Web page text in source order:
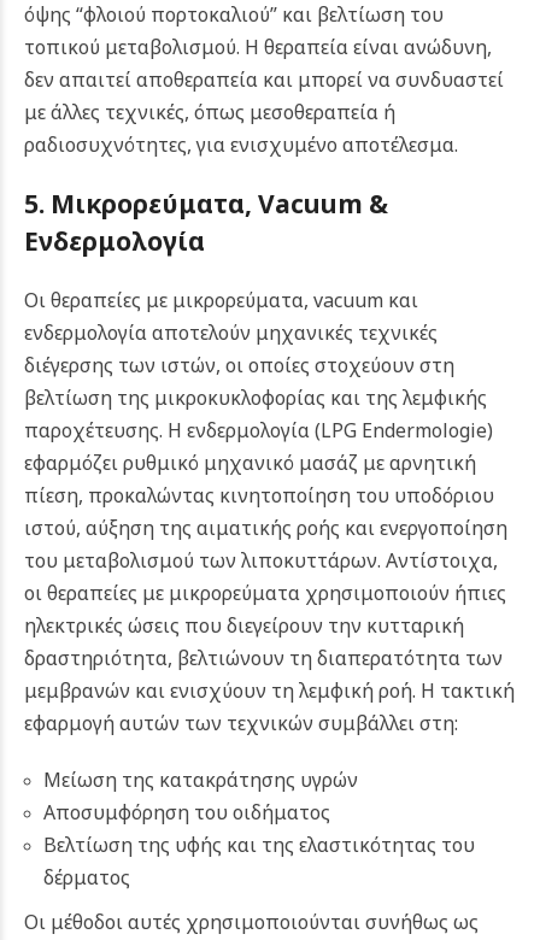
όψης “φλοιού πορτοκαλιού” και βελτίωση του
τοπικού μεταβολισμού. Η θεραπεία είναι ανώδυνη,
δεν απαιτεί αποθεραπεία και μπορεί να συνδυαστεί
με άλλες τεχνικές, όπως μεσοθεραπεία ή
ραδιοσυχνότητες, για ενισχυμένο αποτέλεσμα.
5. Μικρορεύματα, Vacuum &
Ενδερμολογία
Οι θεραπείες με μικρορεύματα, vacuum και
ενδερμολογία αποτελούν μηχανικές τεχνικές
διέγερσης των ιστών, οι οποίες στοχεύουν στη
βελτίωση της μικροκυκλοφορίας και της λεμφικής
παροχέτευσης. Η ενδερμολογία (LPG Endermologie)
εφαρμόζει ρυθμικό μηχανικό μασάζ με αρνητική
πίεση, προκαλώντας κινητοποίηση του υποδόριου
ιστού, αύξηση της αιματικής ροής και ενεργοποίηση
του μεταβολισμού των λιποκυττάρων. Αντίστοιχα,
οι θεραπείες με μικρορεύματα χρησιμοποιούν ήπιες
ηλεκτρικές ώσεις που διεγείρουν την κυτταρική
δραστηριότητα, βελτιώνουν τη διαπερατότητα των
μεμβρανών και ενισχύουν τη λεμφική ροή. Η τακτική
εφαρμογή αυτών των τεχνικών συμβάλλει στη:
Μείωση της κατακράτησης υγρών
Αποσυμφόρηση του οιδήματος
Βελτίωση της υφής και της ελαστικότητας του
δέρματος
Οι μέθοδοι αυτές χρησιμοποιούνται συνήθως ως